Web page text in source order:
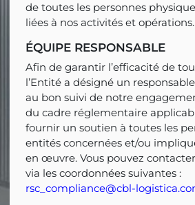
de toutes les personnes
liées à nos activités et opérations.
ÉQUIPE RESPONSABLE
Afin de garantir l’efficacité de
l’Entité a désigné un
au bon suivi de notre
du cadre réglementaire
fournir un soutien à toutes les
entités concernées et/ou
en œuvre. Vous pouvez
via les coordonnées suivantes :
rsc_compliance@cbl-